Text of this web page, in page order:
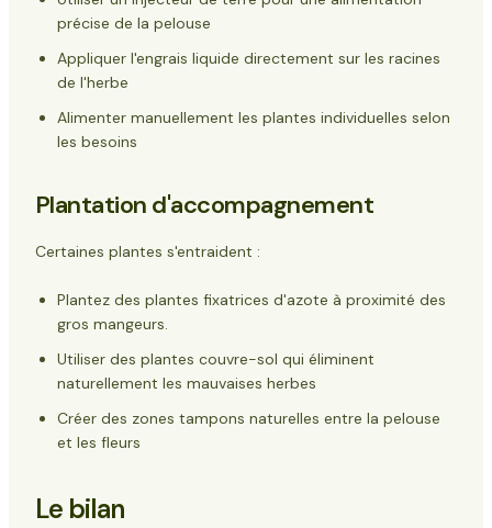
précise de la pelouse
Appliquer l'engrais liquide directement sur les racines
de l'herbe
Alimenter manuellement les plantes individuelles selon
les besoins
Plantation d'accompagnement
Certaines plantes s'entraident :
Plantez des plantes fixatrices d'azote à proximité des
gros mangeurs.
Utiliser des plantes couvre-sol qui éliminent
naturellement les mauvaises herbes
Créer des zones tampons naturelles entre la pelouse
et les fleurs
Le bilan